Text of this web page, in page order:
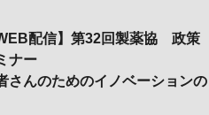
WEB配信】第32回製薬協 政策
ナー
さんのためのイノベーションの